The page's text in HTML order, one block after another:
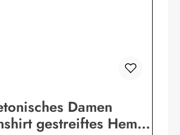
Damen
gestreiftes Hemd